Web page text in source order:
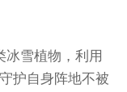
冰雪植物，利用
护自身阵地不被